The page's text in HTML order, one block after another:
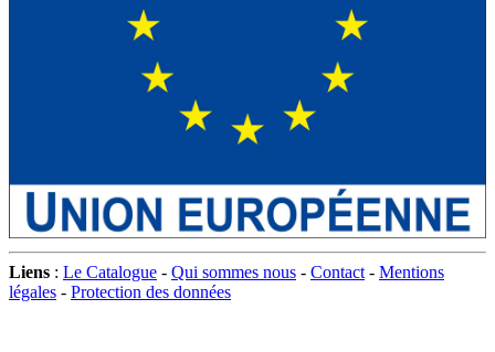
Liens : Le Catalogue - Qui sommes nous - Contact - Mentions
légales - Protection des données